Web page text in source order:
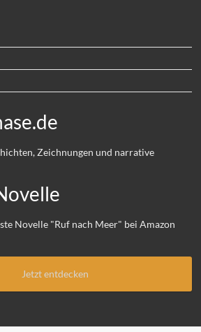
Zeichnungen und narrative
Novelle "Ruf nach Meer" bei Amazon
Jetzt entdecken